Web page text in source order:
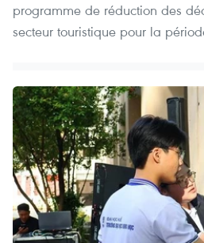
programme de réduction des
secteur touristique pour la